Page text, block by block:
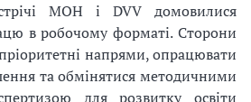
МОН і DVV домовилися
в робочому форматі. Сторони
напрями, опрацювати
та обмінятися методичними
для розвитку освіти